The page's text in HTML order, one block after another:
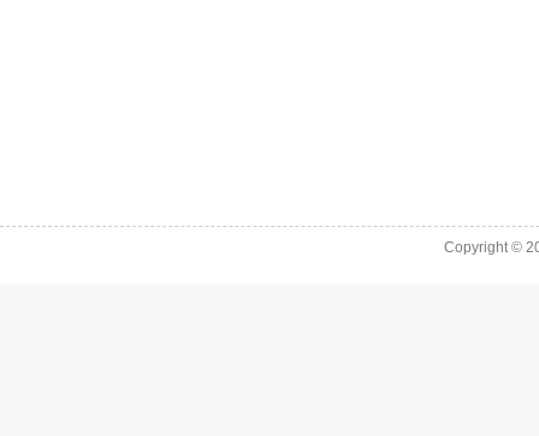
Copyright ©